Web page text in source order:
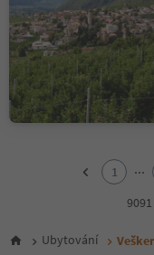
6
1 ...
Ubytování